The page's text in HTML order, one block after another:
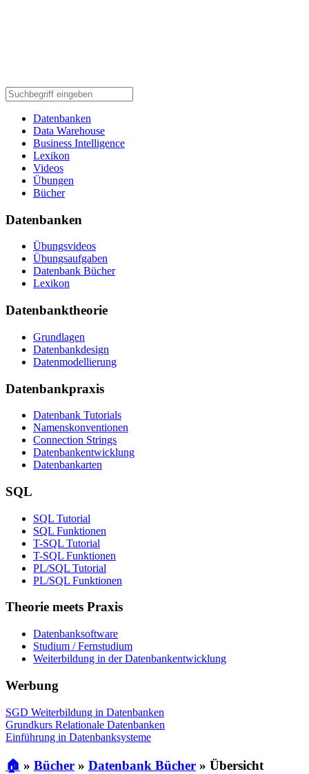
Datenbanken
Data Warehouse
Business Intelligence
Lexikon
Videos
Übungen
Bücher
Datenbanken
Übungsvideos
Übungsaufgaben
Datenbank Bücher
Lexikon
Datenbanktheorie
Grundlagen
Datenbankdesign
Datenmodellierung
Datenbankpraxis
Datenbank Tutorials
Namenskonventionen
Connection Strings
Datenbankentwicklung
Datenbankarten
SQL
SQL Tutorial
SQL Funktionen
T-SQL Tutorial
T-SQL Funktionen
PL/SQL Tutorial
PL/SQL Funktionen
Theorie meets Praxis
Datenbanksoftware
Studium / Fernstudium
Weiterbildung in der Datenbankentwicklung
Werbung
SGD Weiterbildung in Datenbanken
Grundkurs Relationale Datenbanken
Einführung in Datenbanksysteme
🏠 » Bücher » Datenbank Bücher » Übersicht